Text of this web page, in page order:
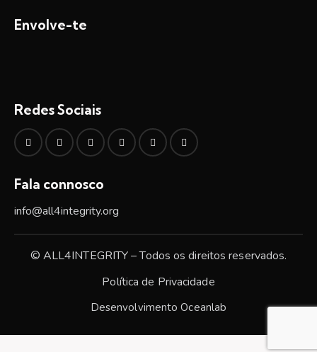
Envolve-te
Redes Sociais
Fala connosco
info@all4integrity.org
© ALL4INTEGRITY – Todos os direitos reservados.
Política de Privacidade
DesenvolvimentoOceanlab